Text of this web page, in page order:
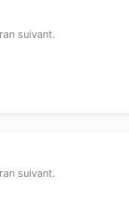
suivant.
suivant.